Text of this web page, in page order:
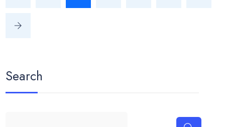
Search